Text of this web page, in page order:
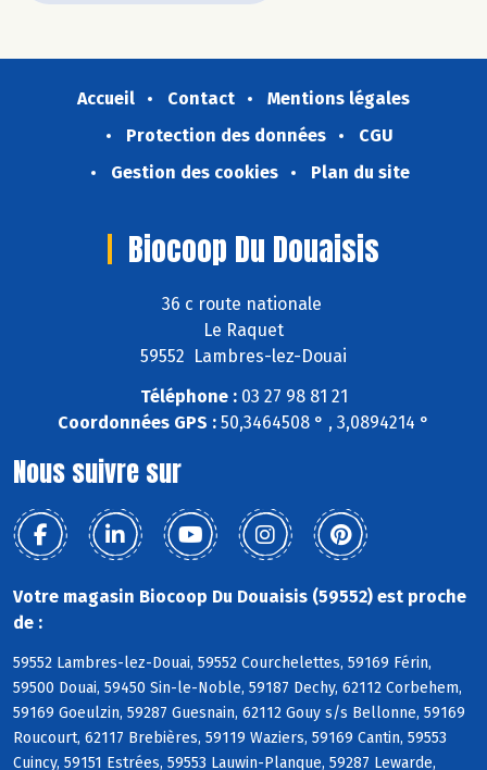
Accueil Contact
Mentions légales
Protection des données
CGU
Gestion des cookies
Plan du site
Biocoop Du Douaisis
36 c route nationale
Le Raquet
59552 Lambres-lez-Douai
Téléphone :03 27 98 81 21
Coordonnées GPS : 50,3464508 ° , 3,0894214 °
Nous suivre sur
Votre magasin Biocoop Du Douaisis (59552) est proche
de :
59552 Lambres-lez-Douai, 59552 Courchelettes, 59169 Férin,
59500 Douai, 59450 Sin-le-Noble, 59187 Dechy, 62112 Corbehem,
59169 Goeulzin, 59287 Guesnain, 62112 Gouy s/s Bellonne, 59169
Roucourt, 62117 Brebières, 59119 Waziers, 59169 Cantin, 59553
Cuincy, 59151 Estrées, 59553 Lauwin-Planque, 59287 Lewarde,